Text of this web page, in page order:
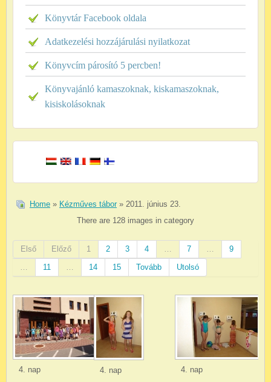
Könyvtár Facebook oldala
Adatkezelési hozzájárulási nyilatkozat
Könyvcím párosító 5 percben!
Könyvajánló kamaszoknak, kiskamaszoknak,
kisiskolásoknak
Home » Kézműves tábor» 2011. június 23.
There are 128 images in category
Első Előző 1 2 3 4 7
9
11 14 15 Tovább Utolsó
4. nap 4. nap 4. nap